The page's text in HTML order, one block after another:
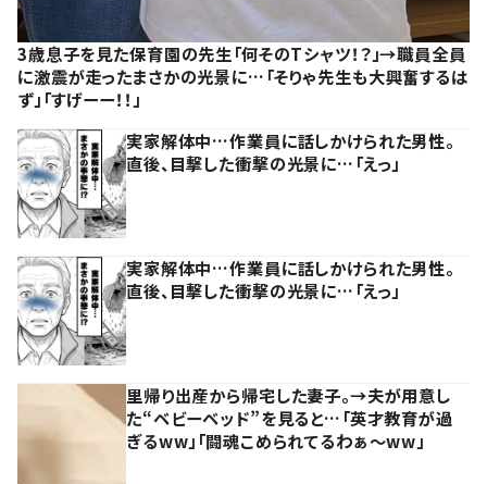
3歳息子を見た保育園の先生「何そのTシャツ！？」→職員全員
に激震が走ったまさかの光景に…「そりゃ先生も大興奮するは
ず」「すげーー！！」
実家解体中…作業員に話しかけられた男性。
直後、目撃した衝撃の光景に…「えっ」
実家解体中…作業員に話しかけられた男性。
直後、目撃した衝撃の光景に…「えっ」
里帰り出産から帰宅した妻子。→夫が用意し
た“ベビーベッド”を見ると…「英才教育が過
ぎるww」「闘魂こめられてるわぁ～ww」